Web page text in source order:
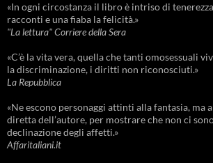
«In ogni circostanza il libro è intriso di
racconti e una fiaba la felicità.»
"La lettura" Corriere della Sera
«C’è la vita vera, quella che tanti omosessuali
la discriminazione, i diritti non riconosciuti.»
La Repubblica
«Ne escono personaggi attinti alla fantasia, ma
diretta dell’autore, per mostrare che non ci
declinazione degli affetti.»
Affaritaliani.it